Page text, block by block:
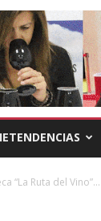
“La Ruta del Vino”...